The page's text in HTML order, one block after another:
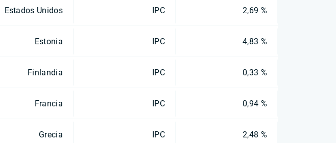
Estados Unidos IPC 2,69 %
Estonia IPC 4,83 %
Finlandia IPC 0,33 %
Francia IPC 0,94 %
Grecia IPC 2,48 %